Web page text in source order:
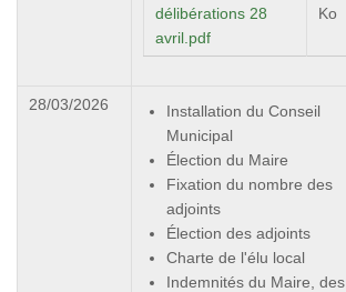
délibérations 28
avril.pdf
Ko
28/03/2026
Installation du Conseil
Municipal
Élection du Maire
Fixation du nombre des
adjoints
Élection des adjoints
Charte de l'élu local
Indemnités du Maire, des